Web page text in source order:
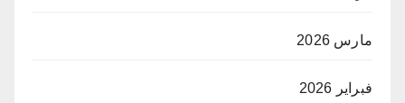
مارس 2026
فبراير 2026